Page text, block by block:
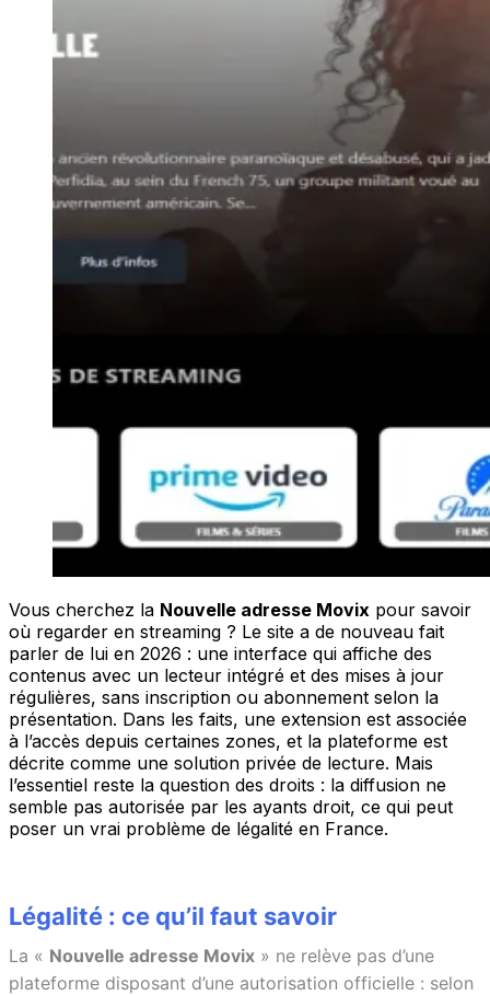
Vous cherchez la Nouvelle adresse Movix pour savoir
où regarder en streaming ? Le site a de nouveau fait
parler de lui en 2026 : une interface qui affiche des
contenus avec un lecteur intégré et des mises à jour
régulières, sans inscription ou abonnement selon la
présentation. Dans les faits, une extension est associée
à l’accès depuis certaines zones, et la plateforme est
décrite comme une solution privée de lecture. Mais
l’essentiel reste la question des droits : la diffusion ne
semble pas autorisée par les ayants droit, ce qui peut
poser un vrai problème de légalité en France.
Légalité : ce qu’il faut savoir
La « Nouvelle adresse Movix » ne relève pas d’une
plateforme disposant d’une autorisation officielle : selon